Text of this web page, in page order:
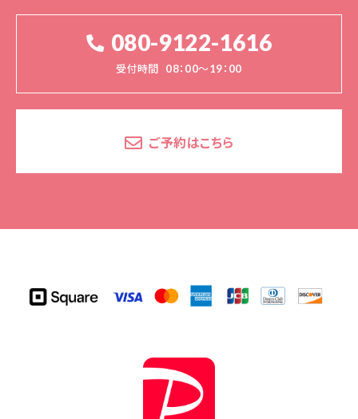
080-9122-1616
受付時間 08：00～19：00
ご予約はこちら